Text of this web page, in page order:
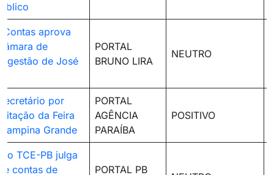
aprova
de
gestão de José
PORTAL
BRUNO LIRA
NEUTRO
por
da Feira
Grande
PORTAL
AGÊNCIA
PARAÍBA
POSITIVO
TCE-PB julga
contas de
PORTAL PB